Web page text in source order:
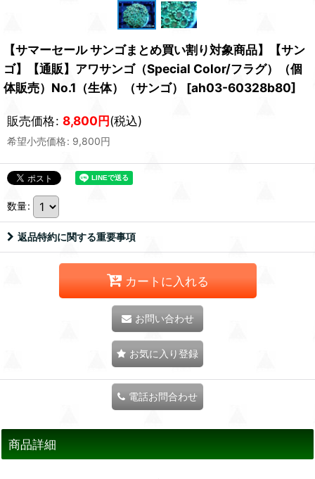
【サマーセール サンゴまとめ買い割り対象商品】【サン
ゴ】【通販】アワサンゴ（Special Color/フラグ）（個
体販売）No.1（生体）（サンゴ）
[ah03-60328b80]
販売価格: 8,800円(税込)
希望小売価格: 9,800円
数量:
返品特約に関する重要事項
カートに入れる
お問い合わせ
お気に入り登録
電話お問合わせ
商品詳細